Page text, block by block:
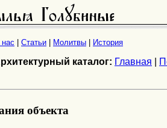
Статьи Молитвы История
каталог: Главная
объекта